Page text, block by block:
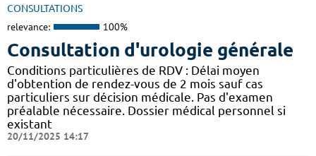
CONSULTATIONS
relevance: 100%
Consultation d'urologie générale
Conditions particulières de RDV : Délai moyen
d'obtention de rendez-vous de 2 mois sauf cas
particuliers sur décision médicale. Pas d'examen
préalable nécessaire. Dossier médical personnel si
existant
20/11/2025 14:17